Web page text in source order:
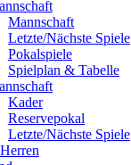
Mannschaft
Letzte/Nächste Spiele
Pokalspiele
Spielplan & Tabelle
Kader
Reservepokal
Letzte/Nächste Spiele